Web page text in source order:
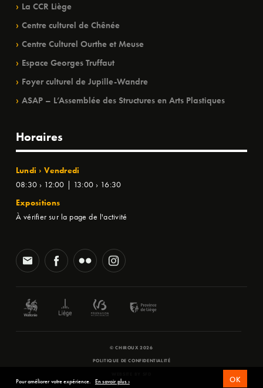
La CCR Liège
Centre culturel de Chênée
Centre Culturel Ourthe et Meuse
Espace Georges Truffaut
Foyer culturel de Jupille-Wandre
ASAP – L’Assemblée des Structures en Arts Plastiques
Horaires
Lundi › Vendredi
08:30 › 12:00 | 13:00 › 16:30
Expositions
À vérifier sur la page de l'activité
© CHIROUX 2026
POLITIQUE DE CONFIDENTIALITÉ
Pour améliorer votre expérience. En savoir plus › OK